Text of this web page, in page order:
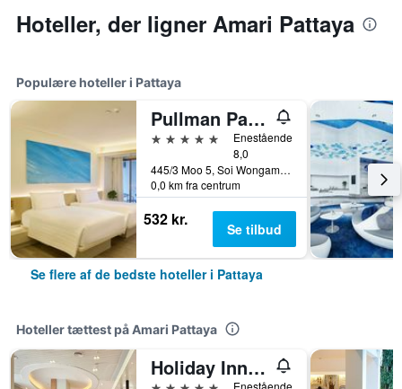
Hoteller, der ligner Amari Pattaya
Populære hoteller i Pattaya
Pullman Pattaya Hotel G
5 stjerner
Enestående
8,0
445/3 Moo 5, Soi Wongamart, Pattaya, Thailand
0,0 km fra centrum
532 kr. Se tilbud
Se flere af de bedste hoteller i Pattaya
Hoteller tættest på Amari Pattaya
Holiday Inn Pattaya By IHG
Enestående